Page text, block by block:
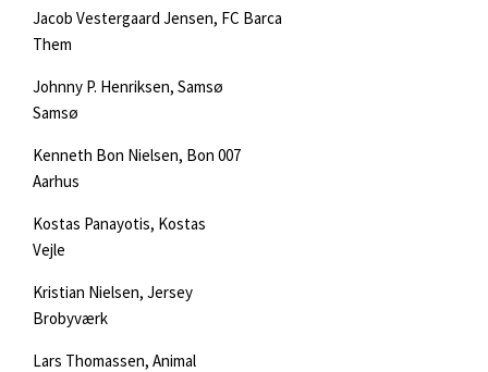
Jacob Vestergaard Jensen, FC Barca
Them
Johnny P. Henriksen, Samsø
Samsø
Kenneth Bon Nielsen, Bon 007
Aarhus
Kostas Panayotis, Kostas
Vejle
Kristian Nielsen, Jersey
Brobyværk
Lars Thomassen, Animal